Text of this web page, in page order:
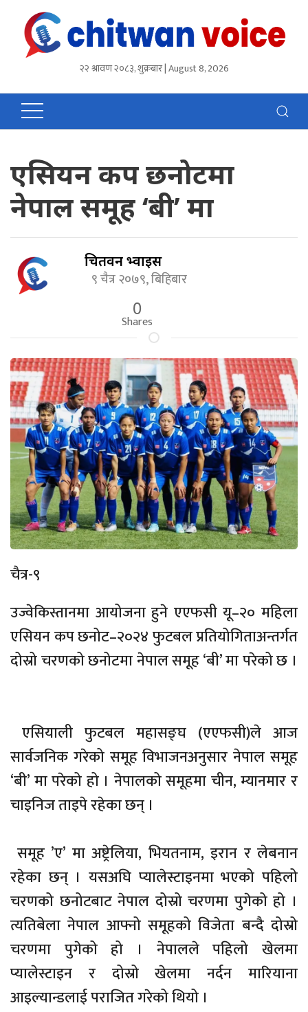
२२ श्रावण २०८३, शुक्रबार | August 8, 2026
एसियन कप छनोटमा
नेपाल समूह ‘बी’ मा
चितवन भ्वाईस
९ चैत्र २०७९, बिहिबार
0
Shares
चैत्र-९
उज्वेकिस्तानमा आयोजना हुने एएफसी यू–२० महिला
एसियन कप छनोट–२०२४ फुटबल प्रतियोगिताअन्तर्गत
दोस्रो चरणको छनोटमा नेपाल समूह ‘बी’ मा परेको छ ।
एसियाली फुटबल महासङ्घ (एएफसी)ले आज
सार्वजनिक गरेको समूह विभाजनअनुसार नेपाल समूह
‘बी’ मा परेको हो । नेपालको समूहमा चीन, म्यानमार र
चाइनिज ताइपे रहेका छन् ।
समूह ’ए’ मा अष्ट्रेलिया, भियतनाम, इरान र लेबनान
रहेका छन् । यसअघि प्यालेस्टाइनमा भएको पहिलो
चरणको छनोटबाट नेपाल दोस्रो चरणमा पुगेको हो ।
त्यतिबेला नेपाल आफ्नो समूहको विजेता बन्दै दोस्रो
चरणमा पुगेको हो । नेपालले पहिलो खेलमा
प्यालेस्टाइन र दोस्रो खेलमा नर्दन मारियाना
आइल्यान्डलाई पराजित गरेको थियो ।